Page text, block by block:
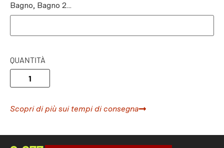
Bagno, Bagno 2...
QUANTITÀ
Scopri di più sui tempi di consegna